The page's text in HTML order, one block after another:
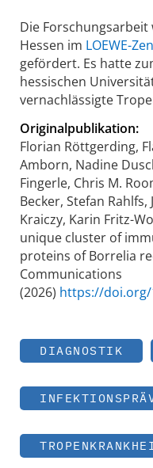
Die
Hessen im LOEWE-
gefördert. Es hatte
hessischen
vernachlässigte
Originalpublikation:
Florian Röttgerding,
Amborn, Nadine
Fingerle, Chris M.
Becker, Stefan
Kraiczy, Karin Fritz-
unique cluster of
proteins of Borrelia
Communications
(2026) https://doi.org/
DIAGNOSTIK